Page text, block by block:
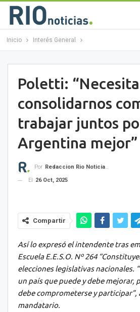
Inicio Interés General
Poletti:
consolidarnos
trabajar juntos
Argentina mejor”
Por Redaccion Rio Noticias OK
El
26 Oct, 2025
Compartir
Así lo expresó el intendente tras
Escuela E.E.S.O. Nº 264
elecciones legislativas nacionales.
un país que puede y debe mejorar,
debe comprometerse y participar”,
mandatario.